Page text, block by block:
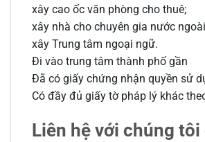
xây cao ốc văn phòng cho thuê;
xây nhà cho chuyên gia nước
xây Trung tâm ngoại ngữ.
Đi vào trung tâm thành phố gần
Đã có giấy chứng nhận quyền sử
Có đầy đủ giấy tờ pháp lý khác
Liên hệ với chúng